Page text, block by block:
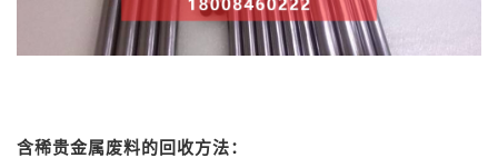
含稀贵金属废料的回收方法：